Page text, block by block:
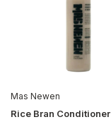
Mas Newen
Rice Bran Conditioner